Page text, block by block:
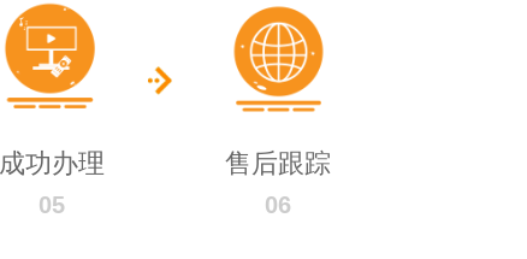
成功办理
05
售后跟踪
06